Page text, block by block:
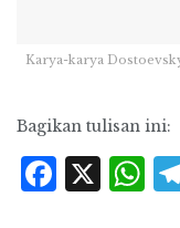
Karya-karya
Bagikan tulisan ini:
X